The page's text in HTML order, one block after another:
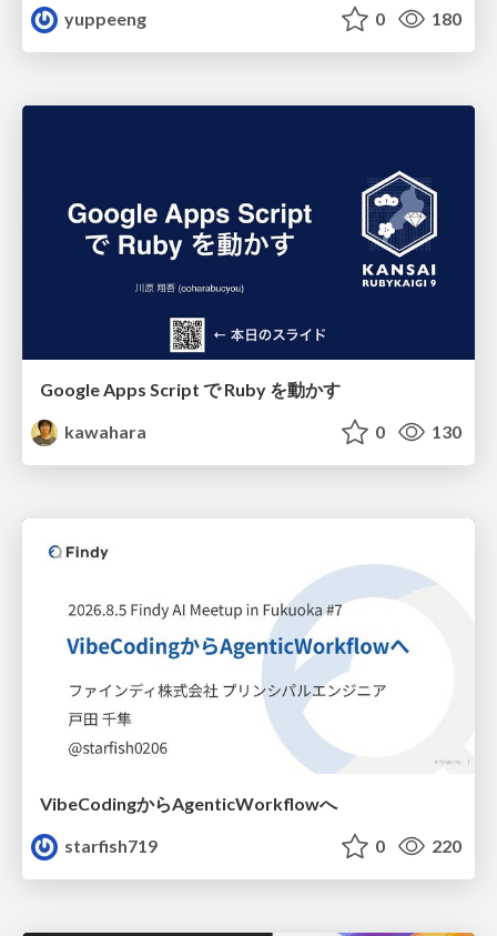
yuppeeng
0 180
Google Apps Script で Ruby を動かす
kawahara
0 130
VibeCodingからAgenticWorkflowへ
starfish719
0 220